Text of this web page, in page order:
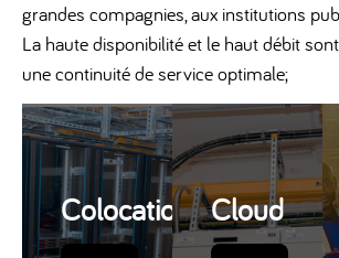
grandes compagnies, aux institutions
La haute disponibilité et le haut débit
une continuité de service optimale;
Colocation Cloud